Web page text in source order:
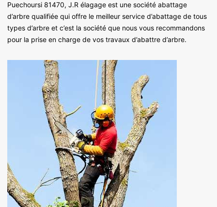
Puechoursi 81470, J.R élagage est une société abattage
d’arbre qualifiée qui offre le meilleur service d’abattage de tous
types d’arbre et c’est la société que nous vous recommandons
pour la prise en charge de vos travaux d’abattre d’arbre.